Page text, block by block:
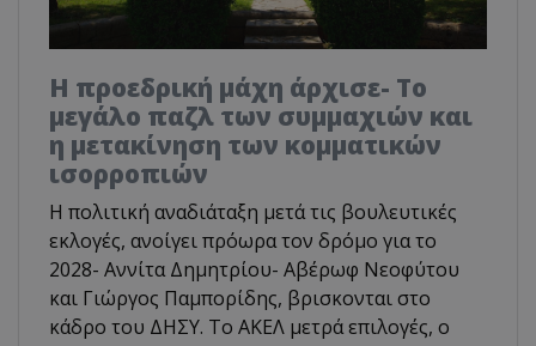
Η προεδρική μάχη άρχισε- Το
μεγάλο παζλ των συμμαχιών και
η μετακίνηση των κομματικών
ισορροπιών
Η πολιτική αναδιάταξη μετά τις βουλευτικές
εκλογές, ανοίγει πρόωρα τον δρόμο για το
2028- Αννίτα Δημητρίου- Αβέρωφ Νεοφύτου
και Γιώργος Παμπορίδης, βρισκονται στο
κάδρο του ΔΗΣΥ. Το ΑΚΕΛ μετρά επιλογές, ο